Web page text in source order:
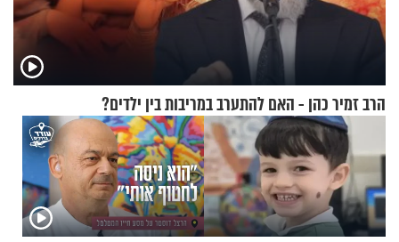
הרב זמיר כהן - האם להתערב במריבות בין ילדים?